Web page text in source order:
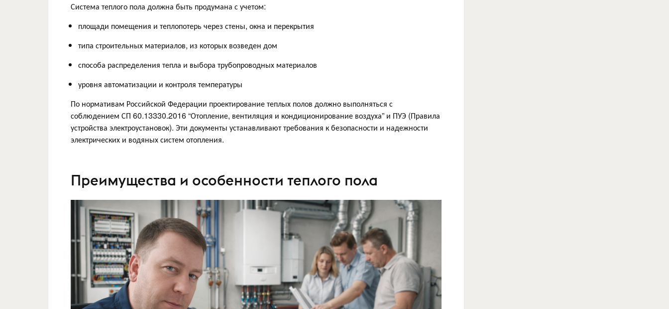
Система теплого пола должна быть продумана с учетом:
площади помещения и теплопотерь через стены, окна и перекрытия
типа строительных материалов, из которых возведен дом
способа распределения тепла и выбора трубопроводных материалов
уровня автоматизации и контроля температуры
По нормативам Российской Федерации проектирование теплых полов должно выполняться с
соблюдением СП 60.13330.2016 “Отопление, вентиляция и кондиционирование воздуха” и ПУЭ (Правила
устройства электроустановок). Эти документы устанавливают требования к безопасности и надежности
электрических и водяных систем отопления.
Преимущества и особенности теплого пола